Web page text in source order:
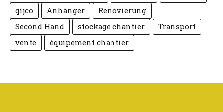
qijco
Anhänger
Renovierung
Second Hand
stockage chantier
Transport
vente
équipement chantier